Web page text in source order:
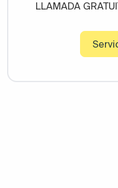
LLAMADA